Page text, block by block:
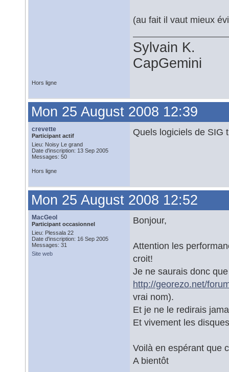
(au fait il vaut mieux
Sylvain K.
CapGemini
Hors ligne
Mon 25 August 2008 12:39
crevette
Participant actif
Lieu: Noisy Le grand
Date d'inscription: 13 Sep 2005
Messages: 50
Quels logiciels de SIG
Hors ligne
Mon 25 August 2008 12:52
MacGeol
Participant occasionnel
Lieu: Plessala 22
Date d'inscription: 16 Sep 2005
Messages: 31
Site web
Bonjour,
Attention les
croit!
Je ne saurais donc
http://georezo.net/
vrai nom).
Et je ne le redirais
Et vivement les
Voilà en espérant que
A bientôt